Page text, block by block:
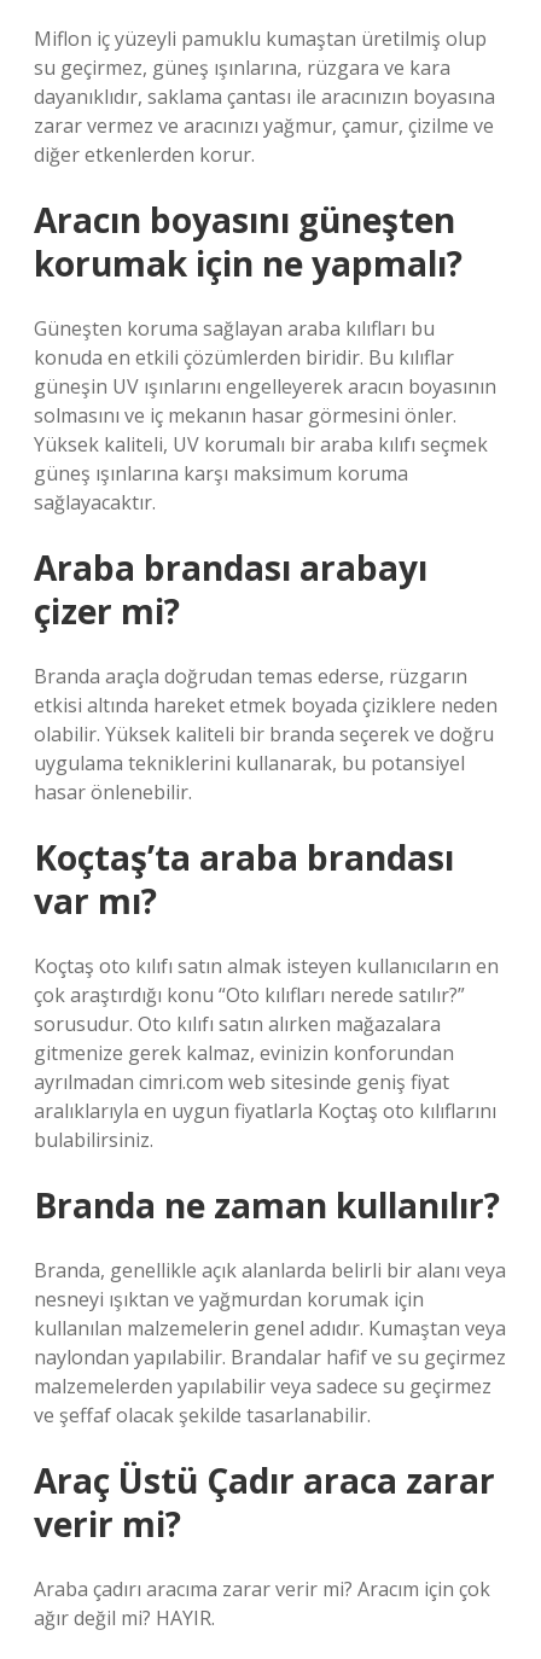
Miflon iç yüzeyli pamuklu kumaştan üretilmiş olup
su geçirmez, güneş ışınlarına, rüzgara ve kara
dayanıklıdır, saklama çantası ile aracınızın boyasına
zarar vermez ve aracınızı yağmur, çamur, çizilme ve
diğer etkenlerden korur.
Aracın boyasını güneşten
korumak için ne yapmalı?
Güneşten koruma sağlayan araba kılıfları bu
konuda en etkili çözümlerden biridir. Bu kılıflar
güneşin UV ışınlarını engelleyerek aracın boyasının
solmasını ve iç mekanın hasar görmesini önler.
Yüksek kaliteli, UV korumalı bir araba kılıfı seçmek
güneş ışınlarına karşı maksimum koruma
sağlayacaktır.
Araba brandası arabayı
çizer mi?
Branda araçla doğrudan temas ederse, rüzgarın
etkisi altında hareket etmek boyada çiziklere neden
olabilir. Yüksek kaliteli bir branda seçerek ve doğru
uygulama tekniklerini kullanarak, bu potansiyel
hasar önlenebilir.
Koçtaş’ta araba brandası
var mı?
Koçtaş oto kılıfı satın almak isteyen kullanıcıların en
çok araştırdığı konu “Oto kılıfları nerede satılır?”
sorusudur. Oto kılıfı satın alırken mağazalara
gitmenize gerek kalmaz, evinizin konforundan
ayrılmadan cimri.com web sitesinde geniş fiyat
aralıklarıyla en uygun fiyatlarla Koçtaş oto kılıflarını
bulabilirsiniz.
Branda ne zaman kullanılır?
Branda, genellikle açık alanlarda belirli bir alanı veya
nesneyi ışıktan ve yağmurdan korumak için
kullanılan malzemelerin genel adıdır. Kumaştan veya
naylondan yapılabilir. Brandalar hafif ve su geçirmez
malzemelerden yapılabilir veya sadece su geçirmez
ve şeffaf olacak şekilde tasarlanabilir.
Araç Üstü Çadır araca zarar
verir mi?
Araba çadırı aracıma zarar verir mi? Aracım için çok
ağır değil mi? HAYIR.